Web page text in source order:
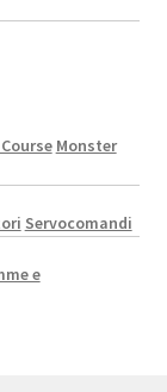
Monster
Servocomandi
e